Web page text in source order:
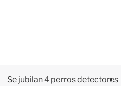
Se jubilan 4 perros detectores